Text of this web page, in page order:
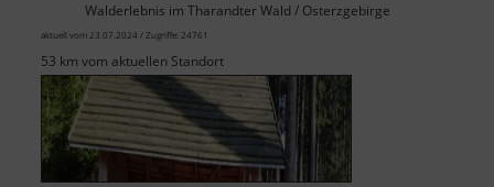
Walderlebnis im Tharandter Wald / Osterzgebirge
aktuell vom 23.07.2024 / Zugriffe: 24761
53 km vom aktuellen Standort